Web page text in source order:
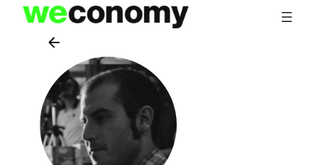
Vai